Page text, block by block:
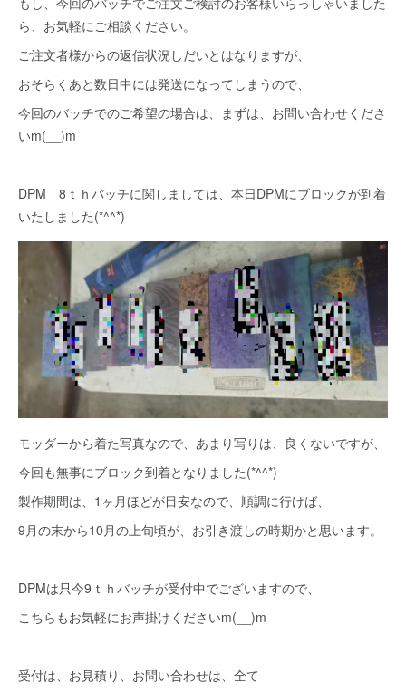
ら、お気軽にご相談ください。
ご注文者様からの返信状況しだいとはなりますが、
おそらくあと数日中には発送になってしまうので、
今回のバッチでのご希望の場合は、まずは、お問い合わせくださ
いm(__)m
DPM 8ｔｈバッチに関しましては、本日DPMにブロックが到着
いたしました(*^^*)
モッダーから着た写真なので、あまり写りは、良くないですが、
今回も無事にブロック到着となりました(*^^*)
製作期間は、1ヶ月ほどが目安なので、順調に行けば、
9月の末から10月の上旬頃が、お引き渡しの時期かと思います。
DPMは只今9ｔｈバッチが受付中でございますので、
こちらもお気軽にお声掛けくださいm(__)m
受付は、お見積り、お問い合わせは、全て